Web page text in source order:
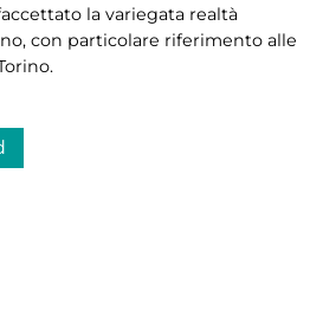
la variegata realtà
con particolare riferimento alle